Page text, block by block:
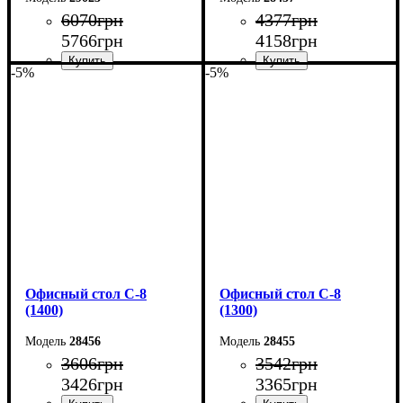
6070грн
5766грн
4377грн
4158грн
-5%
Офисный стол С-8
(1400)
28456
3606грн
3426грн
-5%
Офисный стол С-8
(1300)
28455
3542грн
3365грн